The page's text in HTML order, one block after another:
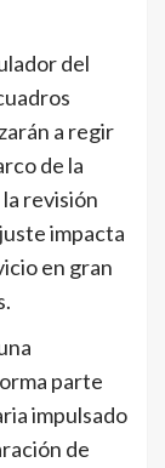
del
a regir
de la
revisión
impacta
en gran
parte
impulsado
de